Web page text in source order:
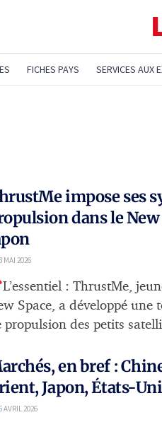
FICHES PAYS SERVICES AUX
impose ses
dans le New
MAI 2026
L’essentiel : ThrustMe,
Space, a développé une
propulsion des petits
en bref :
Japon, États-
AVRIL 2026